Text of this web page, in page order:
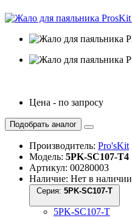
Цена - по запросу
Подобрать аналог
Производитель: Pro'sKit
Модель: 5PK-SC107-T4
Артикул: 00280003
Наличие: Нет в наличии
Серия:
5PK-SC107-T